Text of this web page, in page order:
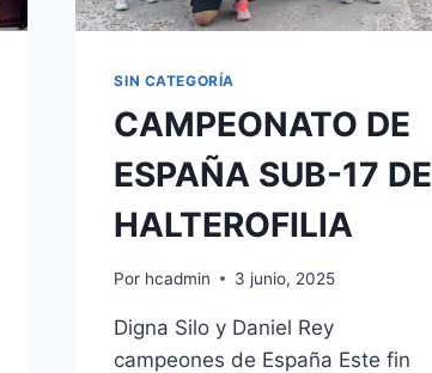
SIN CATEGORÍA
CAMPEONATO DE
ESPAÑA SUB-17 DE
HALTEROFILIA
Por hcadmin 3 junio, 2025
Digna Silo y Daniel Rey
campeones de España Este fin